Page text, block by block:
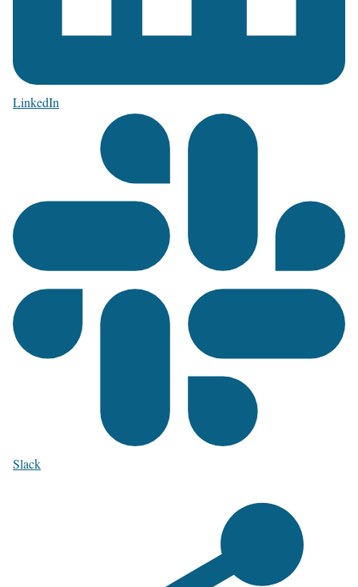
LinkedIn
Slack